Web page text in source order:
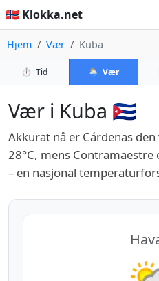
🇳🇴 Klokka.net
Hjem Vær Kuba
⏱️ Tid 🌦️ Vær
Vær i Kuba 🇨🇺
Akkurat nå er Cárdenas
28°C, mens Contramaestre
– en nasjonal